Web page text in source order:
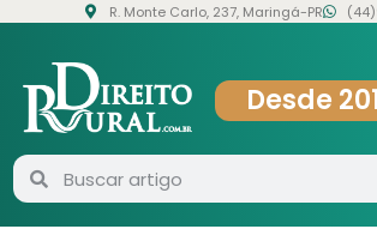
R. Monte Carlo, 237, Maringá-PR
Desde